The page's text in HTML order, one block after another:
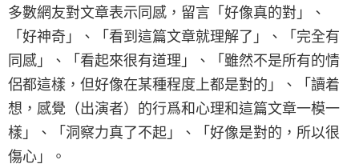
多數網友對文章表示同感，留言「好像真的對」、
「好神奇」、「看到這篇文章就理解了」、「完全有
同感」、「看起來很有道理」、「雖然不是所有的情
侶都這樣，但好像在某種程度上都是對的」、「讀着
想，感覺（出演者）的行爲和心理和這篇文章一模一
樣」、「洞察力真了不起」、「好像是對的，所以很
傷心」。